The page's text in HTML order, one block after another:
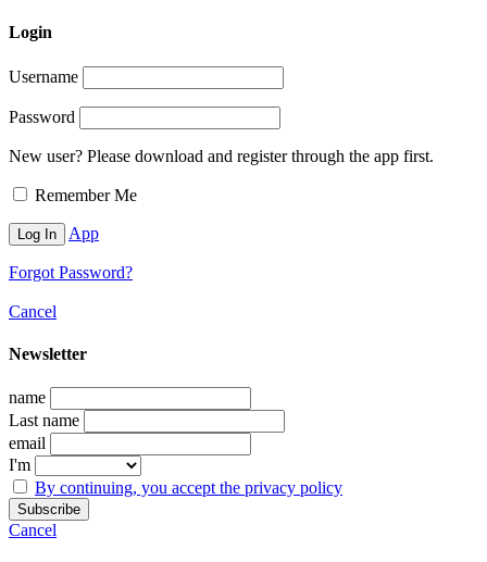
Login
Username
Password
New user? Please download and register through the app first.
Remember Me
App
Forgot Password?
Cancel
Newsletter
name
Last name
email
I'm
By continuing, you accept the privacy policy
Cancel